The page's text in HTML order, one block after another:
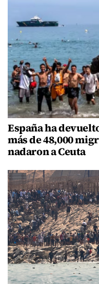
España ha
más de 48,000
nadaron a Ceuta